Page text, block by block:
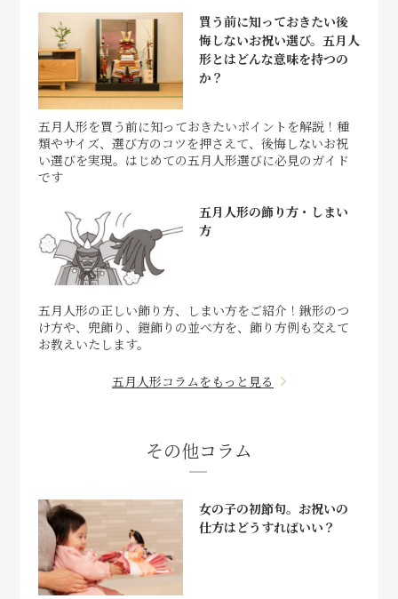
買う前に知っておきたい後
悔しないお祝い選び。五月人
形とはどんな意味を持つの
か？
五月人形を買う前に知っておきたいポイントを解説！種
類やサイズ、選び方のコツを押さえて、後悔しないお祝
い選びを実現。はじめての五月人形選びに必見のガイド
です
五月人形の飾り方・しまい
方
五月人形の正しい飾り方、しまい方をご紹介！鍬形のつ
け方や、兜飾り、鎧飾りの並べ方を、飾り方例も交えて
お教えいたします。
五月人形コラムをもっと見る
その他コラム
女の子の初節句。お祝いの
仕方はどうすればいい？